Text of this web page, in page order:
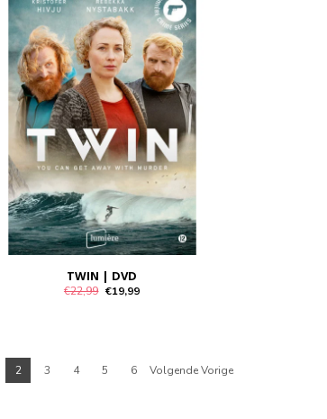
TWIN | DVD
€22,99 €19,99
2 3 4 5 6 Volgende Vorige